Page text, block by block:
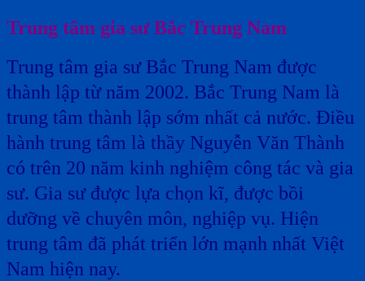
Trung tâm gia sư Bắc Trung Nam
Trung tâm gia sư Bắc Trung Nam được
thành lập từ năm 2002. Bắc Trung Nam là
trung tâm thành lập sớm nhất cả nước. Điều
hành trung tâm là thầy Nguyễn Văn Thành
có trên 20 năm kinh nghiệm công tác và gia
sư. Gia sư được lựa chọn kĩ, được bồi
dưỡng về chuyên môn, nghiệp vụ. Hiện
trung tâm đã phát triển lớn mạnh nhất Việt
Nam hiện nay.